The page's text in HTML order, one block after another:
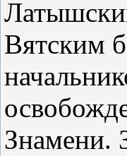
Вятским
Знамени.